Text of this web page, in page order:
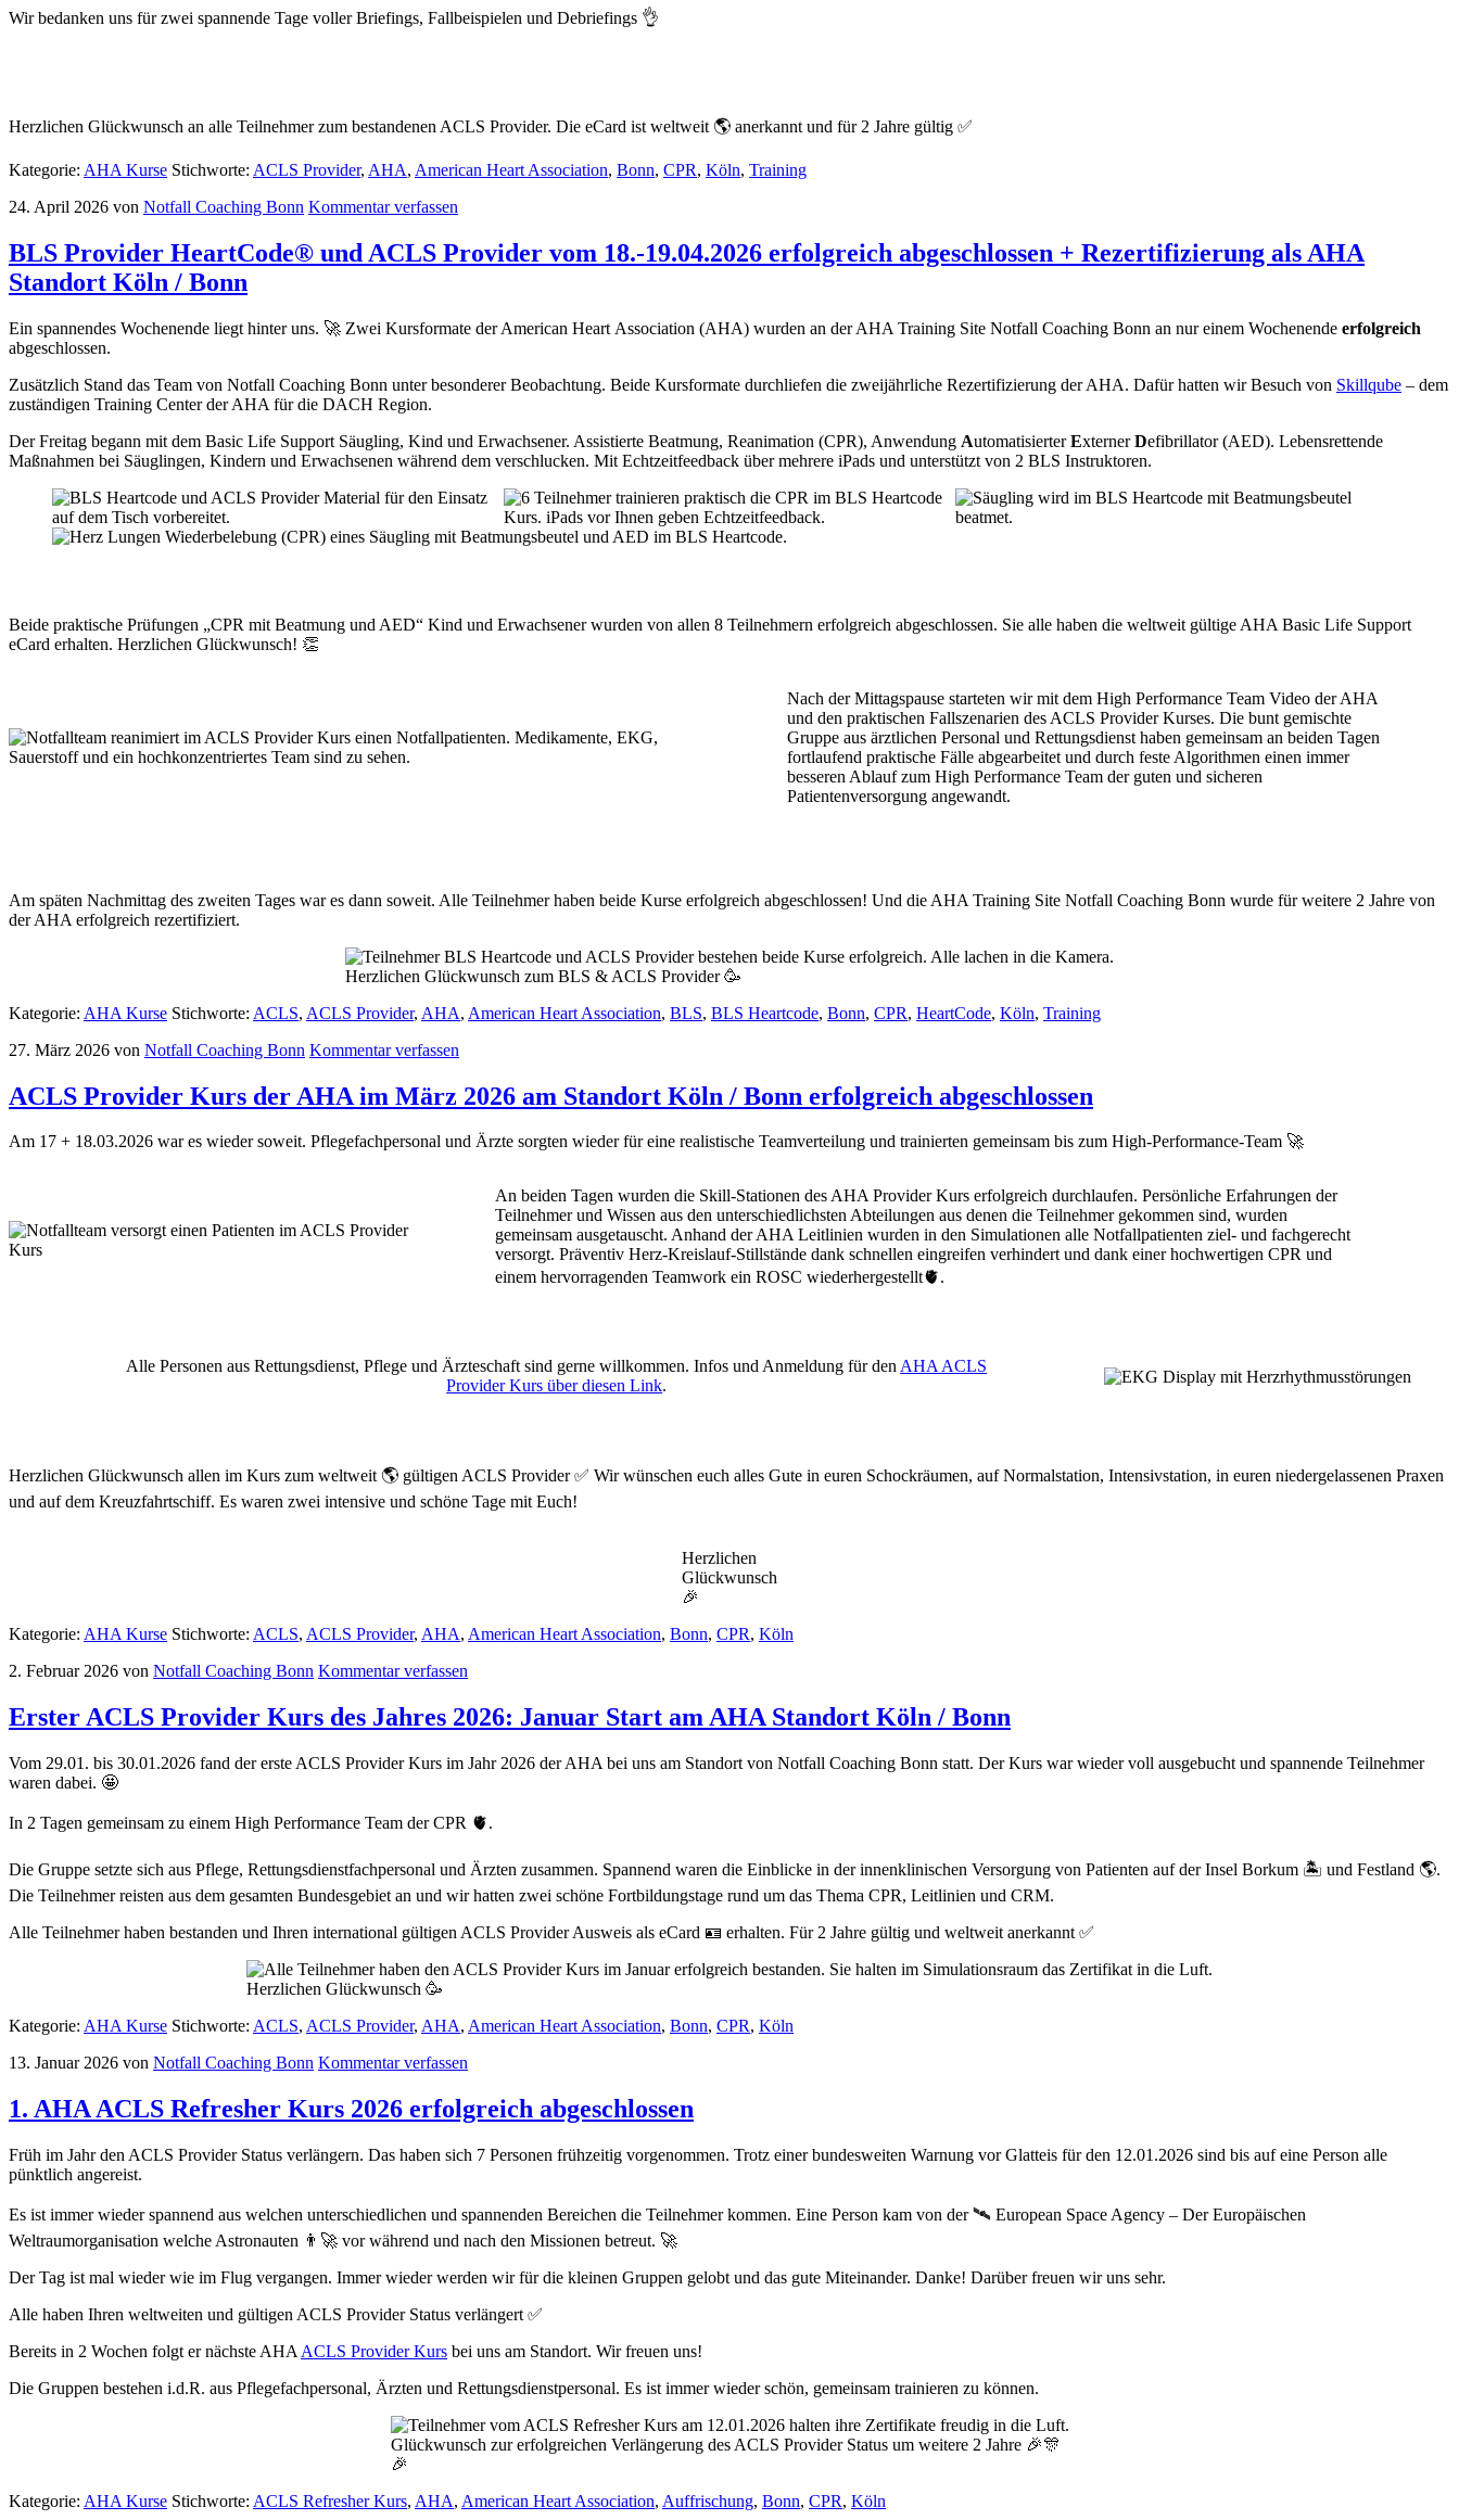
Wir bedanken uns für zwei spannende Tage voller Briefings, Fallbeispielen und Debriefings 👌
Herzlichen Glückwunsch an alle Teilnehmer zum bestandenen ACLS Provider. Die eCard ist weltweit 🌎 anerkannt und für 2 Jahre gültig ✅
Kategorie: AHA Kurse Stichworte: ACLS Provider, AHA, American Heart Association, Bonn, CPR, Köln, Training
24. April 2026 von Notfall Coaching Bonn Kommentar verfassen
BLS Provider HeartCode® und ACLS Provider vom 18.-19.04.2026 erfolgreich abgeschlossen + Rezertifizierung als AHA
Standort Köln / Bonn
Ein spannendes Wochenende liegt hinter uns. 🚀 Zwei Kursformate der American Heart Association (AHA) wurden an der AHA Training Site Notfall Coaching Bonn an nur einem Wochenende erfolgreich
abgeschlossen.
Zusätzlich Stand das Team von Notfall Coaching Bonn unter besonderer Beobachtung. Beide Kursformate durchliefen die zweijährliche Rezertifizierung der AHA. Dafür hatten wir Besuch von Skillqube – dem
zuständigen Training Center der AHA für die DACH Region.
Der Freitag begann mit dem Basic Life Support Säugling, Kind und Erwachsener. Assistierte Beatmung, Reanimation (CPR), Anwendung AutomatisierterExternerDefibrillator (AED). Lebensrettende
Maßnahmen bei Säuglingen, Kindern und Erwachsenen während dem verschlucken. Mit Echtzeitfeedback über mehrere iPads und unterstützt von 2 BLS Instruktoren.
Beide praktische Prüfungen „CPR mit Beatmung und AED“ Kind und Erwachsener wurden von allen 8 Teilnehmern erfolgreich abgeschlossen. Sie alle haben die weltweit gültige AHA Basic Life Support
eCard erhalten. Herzlichen Glückwunsch! 👏
Nach der Mittagspause starteten wir mit dem High Performance Team Video der AHA
und den praktischen Fallszenarien des ACLS Provider Kurses. Die bunt gemischte
Gruppe aus ärztlichen Personal und Rettungsdienst haben gemeinsam an beiden Tagen
fortlaufend praktische Fälle abgearbeitet und durch feste Algorithmen einen immer
besseren Ablauf zum High Performance Team der guten und sicheren
Patientenversorgung angewandt.
Am späten Nachmittag des zweiten Tages war es dann soweit. Alle Teilnehmer haben beide Kurse erfolgreich abgeschlossen! Und die AHA Training Site Notfall Coaching Bonn wurde für weitere 2 Jahre von
der AHA erfolgreich rezertifiziert.
Herzlichen Glückwunsch zum BLS & ACLS Provider 🥳
Kategorie: AHA Kurse Stichworte: ACLS, ACLS Provider, AHA, American Heart Association, BLS, BLS Heartcode, Bonn, CPR, HeartCode, Köln, Training
27. März 2026 von Notfall Coaching Bonn Kommentar verfassen
ACLS Provider Kurs der AHA im März 2026 am Standort Köln / Bonn erfolgreich abgeschlossen
Am 17 + 18.03.2026 war es wieder soweit. Pflegefachpersonal und Ärzte sorgten wieder für eine realistische Teamverteilung und trainierten gemeinsam bis zum High-Performance-Team 🚀
An beiden Tagen wurden die Skill-Stationen des AHA Provider Kurs erfolgreich durchlaufen. Persönliche Erfahrungen der
Teilnehmer und Wissen aus den unterschiedlichsten Abteilungen aus denen die Teilnehmer gekommen sind, wurden
gemeinsam ausgetauscht. Anhand der AHA Leitlinien wurden in den Simulationen alle Notfallpatienten ziel- und fachgerecht
versorgt. Präventiv Herz-Kreislauf-Stillstände dank schnellen eingreifen verhindert und dank einer hochwertigen CPR und
einem hervorragenden Teamwork ein ROSC wiederhergestellt🫀.
Alle Personen aus Rettungsdienst, Pflege und Ärzteschaft sind gerne willkommen. Infos und Anmeldung für denAHA ACLS
Provider Kurs über diesen Link.
Herzlichen Glückwunsch allen im Kurs zum weltweit 🌎 gültigen ACLS Provider ✅ Wir wünschen euch alles Gute in euren Schockräumen, auf Normalstation, Intensivstation, in euren niedergelassenen Praxen
und auf dem Kreuzfahrtschiff. Es waren zwei intensive und schöne Tage mit Euch!
Herzlichen
Glückwunsch
🎉
Kategorie: AHA Kurse Stichworte: ACLS, ACLS Provider, AHA, American Heart Association, Bonn, CPR, Köln
2. Februar 2026 von Notfall Coaching Bonn Kommentar verfassen
Erster ACLS Provider Kurs des Jahres 2026: Januar Start am AHA Standort Köln / Bonn
Vom 29.01. bis 30.01.2026 fand der erste ACLS Provider Kurs im Jahr 2026 der AHA bei uns am Standort von Notfall Coaching Bonn statt. Der Kurs war wieder voll ausgebucht und spannende Teilnehmer
waren dabei. 🤩
In 2 Tagen gemeinsam zu einem High Performance Team der CPR 🫀.
Die Gruppe setzte sich aus Pflege, Rettungsdienstfachpersonal und Ärzten zusammen. Spannend waren die Einblicke in der innenklinischen Versorgung von Patienten auf der Insel Borkum 🏝️ und Festland 🌎.
Die Teilnehmer reisten aus dem gesamten Bundesgebiet an und wir hatten zwei schöne Fortbildungstage rund um das Thema CPR, Leitlinien und CRM.
Alle Teilnehmer haben bestanden und Ihren international gültigen ACLS Provider Ausweis als eCard 🪪 erhalten. Für 2 Jahre gültig und weltweit anerkannt ✅
Herzlichen Glückwunsch 🥳
Kategorie: AHA Kurse Stichworte: ACLS, ACLS Provider, AHA, American Heart Association, Bonn, CPR, Köln
13. Januar 2026 von Notfall Coaching Bonn Kommentar verfassen
1. AHA ACLS Refresher Kurs 2026 erfolgreich abgeschlossen
Früh im Jahr den ACLS Provider Status verlängern. Das haben sich 7 Personen frühzeitig vorgenommen. Trotz einer bundesweiten Warnung vor Glatteis für den 12.01.2026 sind bis auf eine Person alle
pünktlich angereist.
Es ist immer wieder spannend aus welchen unterschiedlichen und spannenden Bereichen die Teilnehmer kommen. Eine Person kam von der 🛰️ European Space Agency – Der Europäischen
Weltraumorganisation welche Astronauten 👨‍🚀 vor während und nach den Missionen betreut. 🚀
Der Tag ist mal wieder wie im Flug vergangen. Immer wieder werden wir für die kleinen Gruppen gelobt und das gute Miteinander. Danke! Darüber freuen wir uns sehr.
Alle haben Ihren weltweiten und gültigen ACLS Provider Status verlängert ✅
Bereits in 2 Wochen folgt er nächste AHA ACLS Provider Kurs bei uns am Standort. Wir freuen uns!
Die Gruppen bestehen i.d.R. aus Pflegefachpersonal, Ärzten und Rettungsdienstpersonal. Es ist immer wieder schön, gemeinsam trainieren zu können.
Glückwunsch zur erfolgreichen Verlängerung des ACLS Provider Status um weitere 2 Jahre 🎉🎊
🎉
Kategorie: AHA Kurse Stichworte: ACLS Refresher Kurs, AHA, American Heart Association, Auffrischung, Bonn, CPR, Köln